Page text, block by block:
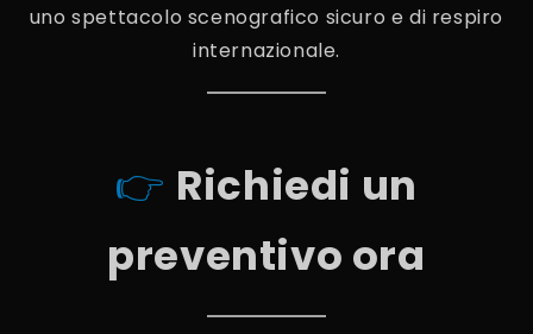
uno spettacolo scenografico sicuro e di respiro
internazionale.
👉 Richiedi un
preventivo ora